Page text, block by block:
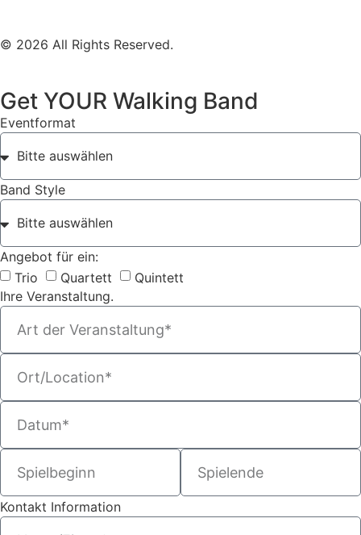
© 2026 All Rights Reserved.
Get YOUR Walking Band
Eventformat
Band Style
Angebot für ein:
Trio
Quartett
Quintett
Ihre Veranstaltung.
Kontakt Information